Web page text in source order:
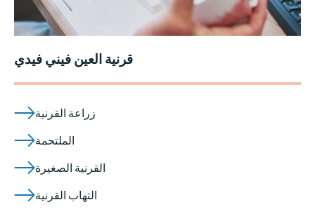
قرنية العين فيني فيدي
زراعة القرنية
الملتحمة
القرنية الصغيرة
التهاب القرنية